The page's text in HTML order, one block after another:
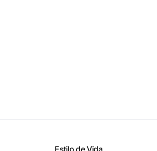
Estilo de Vida